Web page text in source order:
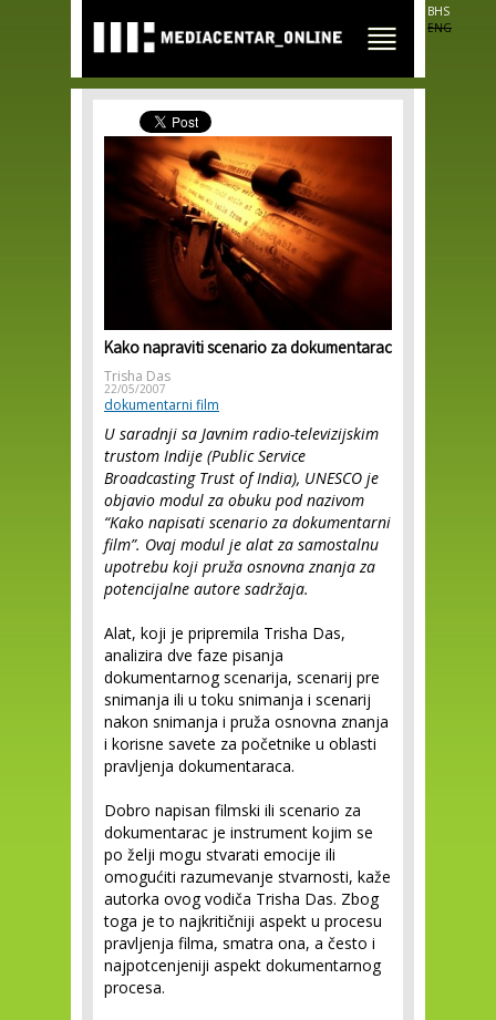
main
content
BHS
ENG
Kako napraviti scenario za dokumentarac
Trisha Das
22/05/2007
dokumentarni film
U saradnji sa Javnim radio-televizijskim
trustom Indije (Public Service
Broadcasting Trust of India), UNESCO je
objavio modul za obuku pod nazivom
“Kako napisati scenario za dokumentarni
film”. Ovaj modul je alat za samostalnu
upotrebu koji pruža osnovna znanja za
potencijalne autore sadržaja.
Alat, koji je pripremila Trisha Das,
analizira dve faze pisanja
dokumentarnog scenarija, scenarij pre
snimanja ili u toku snimanja i scenarij
nakon snimanja i pruža osnovna znanja
i korisne savete za početnike u oblasti
pravljenja dokumentaraca.
Dobro napisan filmski ili scenario za
dokumentarac je instrument kojim se
po želji mogu stvarati emocije ili
omogućiti razumevanje stvarnosti, kaže
autorka ovog vodiča Trisha Das. Zbog
toga je to najkritičniji aspekt u procesu
pravljenja filma, smatra ona, a često i
najpotcenjeniji aspekt dokumentarnog
procesa.